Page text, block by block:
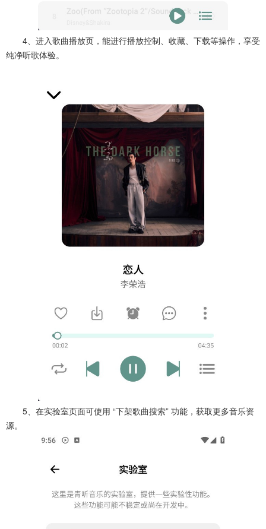
4、进入歌曲播放页，能进行播放控制、收藏、下载等操作，享受
纯净听歌体验。
5、在实验室页面可使用 “下架歌曲搜索” 功能，获取更多音乐资
源。